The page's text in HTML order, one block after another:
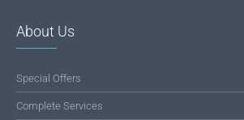
About Us
Special Offers
Complete Services